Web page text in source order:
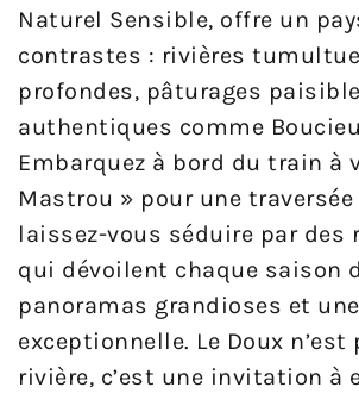
Naturel Sensible, offre un
contrastes : rivières
profondes, pâturages
authentiques comme
Embarquez à bord du train à
Mastrou » pour une
laissez-vous séduire par des
qui dévoilent chaque saison
panoramas grandioses et
exceptionnelle. Le Doux n’est
rivière, c’est une invitation à